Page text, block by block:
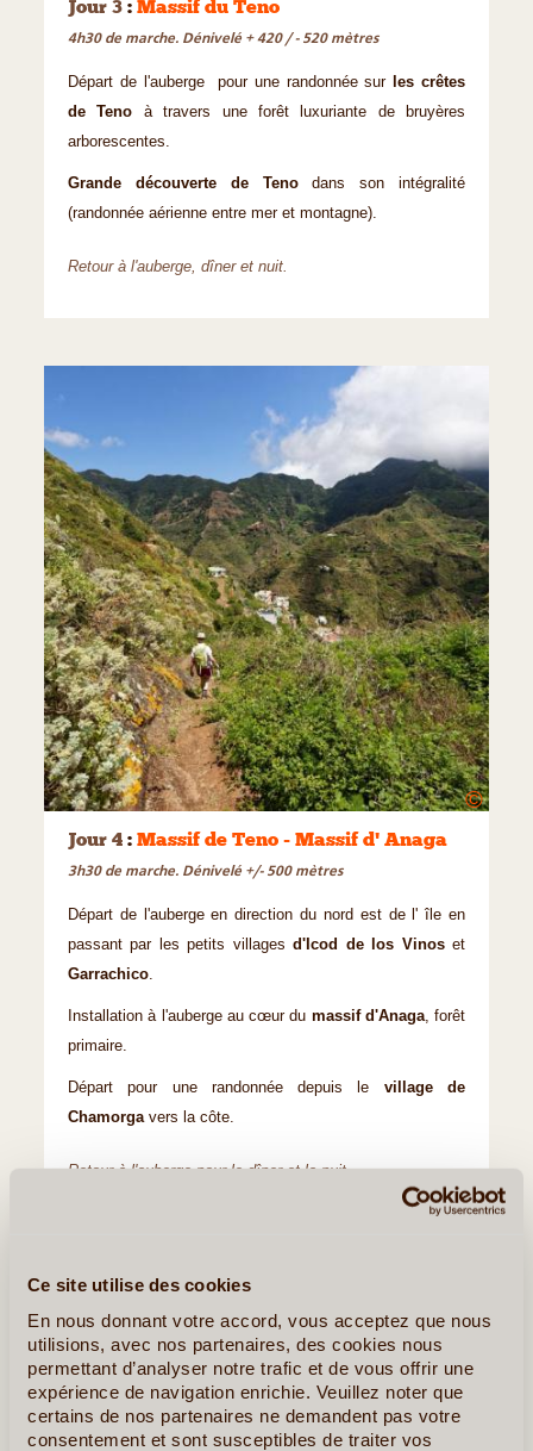
Ce site utilise des cookies
En nous donnant votre accord, vous acceptez que nous
utilisions, avec nos partenaires, des cookies nous
permettant d’analyser notre trafic et de vous offrir une
expérience de navigation enrichie. Veuillez noter que
certains de nos partenaires ne demandent pas votre
consentement et sont susceptibles de traiter vos
Jour 3 : Massif du Teno
4h30 de marche. Dénivelé + 420 / - 520 mètres
Départ de l'auberge pour une randonnée sur
les crêtes
de Teno à travers une forêt luxuriante de bruyères
arborescentes.
Grande découverte de Tenodans son intégralité
(randonnée aérienne entre mer et montagne).
Retour à l'auberge, dîner et nuit.
©
Jour 4 : Massif de Teno - Massif d' Anaga
3h30 de marche. Dénivelé +/- 500 mètres
Départ de l'auberge en direction du nord est de l' île en
passant par les petits villagesd'Icod de los Vinoset
Garrachico.
Installation à l'auberge au cœur du massif d'Anaga, forêt
primaire.
Départ pour une randonnée depuis le village de
Chamorgavers la côte.
Retour à l'auberge pour le dîner et la nuit.